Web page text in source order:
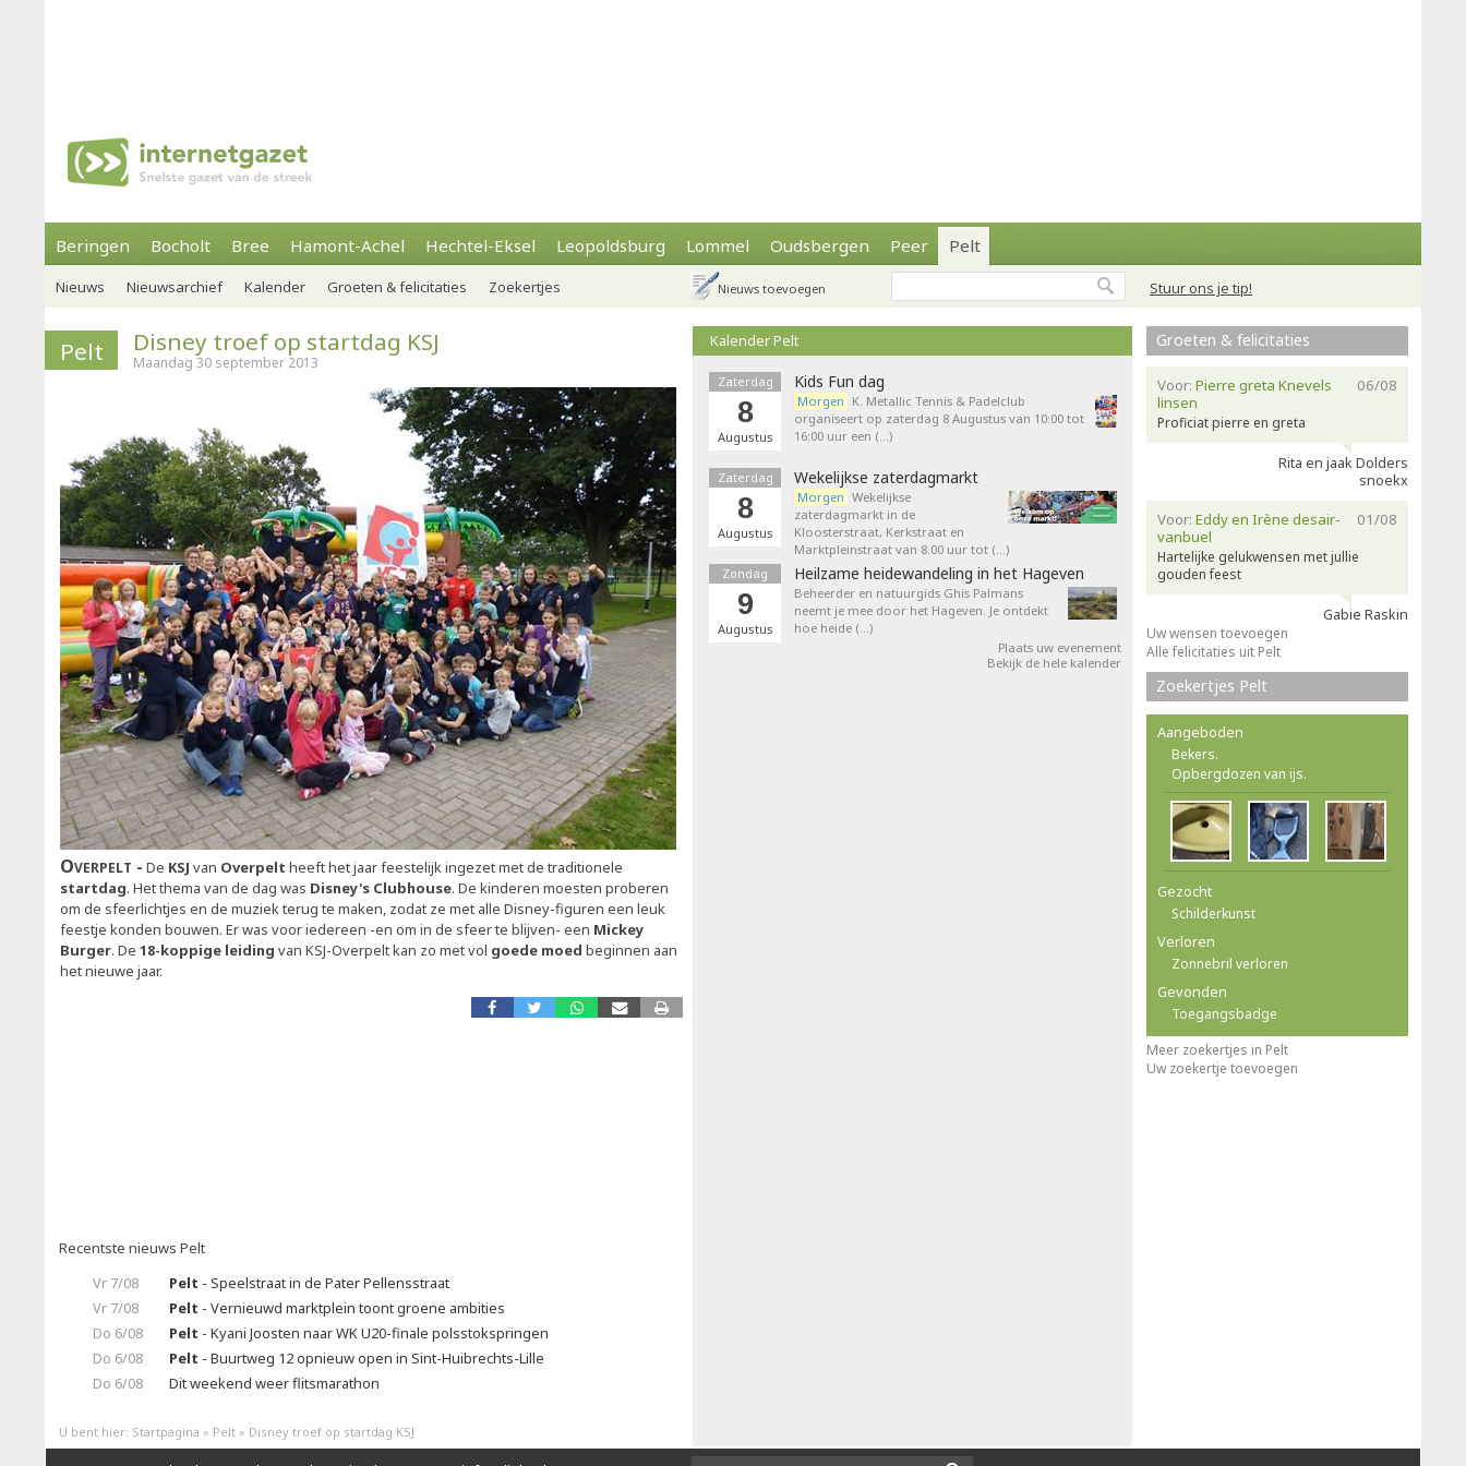
Beringen Bocholt Bree Hamont-Achel Hechtel-Eksel Leopoldsburg Lommel Oudsbergen Peer Pelt
Stuur ons je tip!
Nieuws Nieuwsarchief Kalender Groeten & felicitaties Zoekertjes Nieuws toevoegen
Pelt Disney troef op startdag KSJ
Maandag 30 september 2013
Overpelt De KSJ van Overpelt heeft het jaar feestelijk ingezet met de traditionele
startdag. Het thema van de dag was Disney's Clubhouse. De kinderen moesten proberen
om de sfeerlichtjes en de muziek terug te maken, zodat ze met alle Disney-figuren een leuk
feestje konden bouwen. Er was voor iedereen -en om in de sfeer te blijven- een Mickey
Burger. De 18-koppige leiding van KSJ-Overpelt kan zo met vol goede moed beginnen aan
het nieuwe jaar.
Recentste nieuws Pelt
Vr 7/08
Pelt - Speelstraat in de Pater Pellensstraat
Vr 7/08
Pelt - Vernieuwd marktplein toont groene ambities
Do 6/08
Pelt - Kyani Joosten naar WK U20-finale polsstokspringen
Do 6/08
Pelt - Buurtweg 12 opnieuw open in Sint-Huibrechts-Lille
Do 6/08
Dit weekend weer flitsmarathon
Kalender Pelt
Zaterdag
8
Augustus
Kids Fun dag
Morgen K. Metallic Tennis & Padelclub
organiseert op zaterdag 8 Augustus van 10:00 tot
16:00 uur een (…)
Zaterdag
8
Augustus
Wekelijkse zaterdagmarkt
Morgen Wekelijkse
zaterdagmarkt in de
Kloosterstraat, Kerkstraat en
Marktpleinstraat van 8.00 uur tot (…)
Zondag
9
Augustus
Heilzame heidewandeling in het Hageven
Beheerder en natuurgids Ghis Palmans
neemt je mee door het Hageven. Je ontdekt
hoe heide (…)
Plaats uw evenement
Bekijk de hele kalender
Groeten & felicitaties
06/08
Voor: Pierre greta Knevels
linsen
Proficiat pierre en greta
Rita en jaak Dolders
snoekx
01/08
Voor: Eddy en Irène desair-
vanbuel
Hartelijke gelukwensen met jullie
gouden feest
Gabie Raskin
Uw wensen toevoegen
Alle felicitaties uit Pelt
Zoekertjes Pelt
Aangeboden
Bekers.
Opbergdozen van ijs.
Gezocht
Schilderkunst
Verloren
Zonnebril verloren
Gevonden
Toegangsbadge
Meer zoekertjes in Pelt
Uw zoekertje toevoegen
U bent hier: Startpagina » Pelt » Disney troef op startdag KSJ